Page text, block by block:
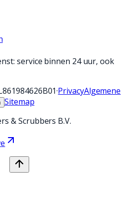
service binnen 24 uur, ook
·PrivacyAlgemene
Sitemap
& Scrubbers B.V.